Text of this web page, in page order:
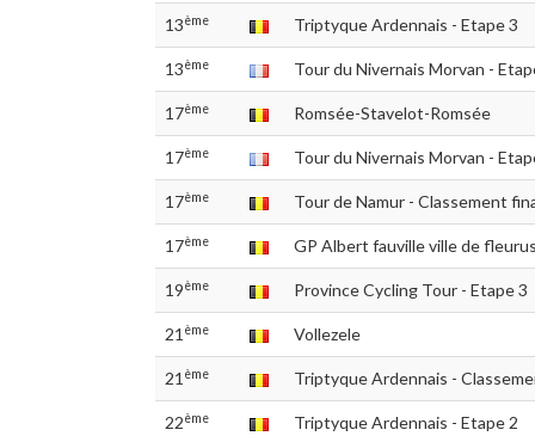
13ème Triptyque Ardennais - Etape 3
13ème Tour du Nivernais Morvan -
17ème Romsée-Stavelot-Romsée
17ème Tour du Nivernais Morvan -
17ème Tour de Namur - Classement
17ème GP Albert fauville ville de
19ème Province Cycling Tour - Etape 3
21 ème Vollezele
21 ème Triptyque Ardennais -
22ème Triptyque Ardennais - Etape 2